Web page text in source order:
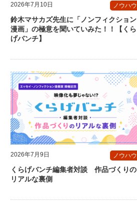
2026年7月10日 ノウハウ
鈴木マサカズ先生に「ノンフィクション
漫画」の極意を聞いていみた！！【くら
げバンチ】
2026年7月9日 ノウハウ
くらげバンチ編集者対談 作品づくりの
リアルな裏側